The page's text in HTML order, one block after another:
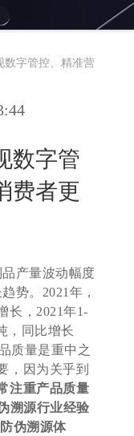
数字管控、精准营
数字管
费者更
产量波动幅度
势。2021年，
长，2021年1-
，同比增长
质量是重中之
，因为关乎到
注重产品质量
溯源行业经验
伪溯源体